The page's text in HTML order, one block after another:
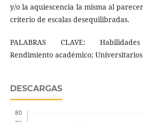
y/o la aquiescencia la misma al
criterio de escalas desequilibradas.
PALABRAS CLAVE: Habilidades
Rendimiento académico; Universitarios
DESCARGAS